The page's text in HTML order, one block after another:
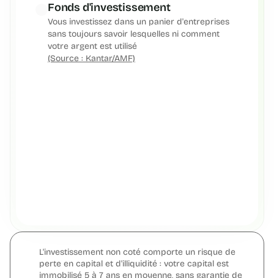
Fonds d'investissement
Vous investissez dans un panier d'entreprises
sans toujours savoir lesquelles ni comment
votre argent est utilisé
(Source : Kantar/AMF)
L'investissement non coté comporte un risque de
perte en capital et d'illiquidité : votre capital est
immobilisé 5 à 7 ans en moyenne, sans garantie de